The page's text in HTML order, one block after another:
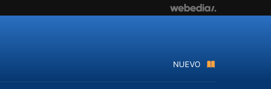
NUEVO